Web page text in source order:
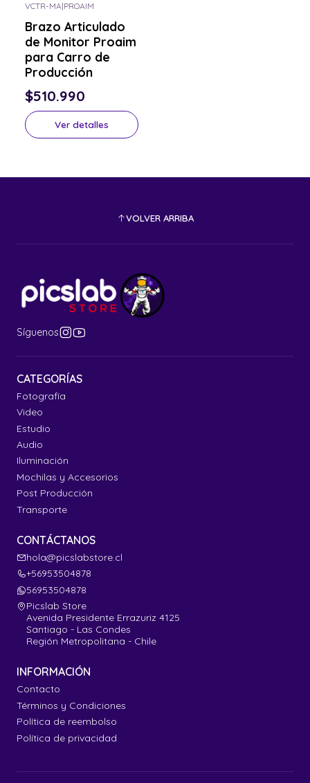
VCTR-MA|PROAIM
Brazo Articulado
de Monitor Proaim
para Carro de
Producción
$510.990
Ver detalles
VOLVER ARRIBA
Síguenos
CATEGORÍAS
Fotografía
Video
Estudio
Audio
Iluminación
Mochilas y Accesorios
Post Producción
Transporte
CONTÁCTANOS
hola@picslabstore.cl
+56953504878
56953504878
Picslab Store
Avenida Presidente Errazuriz 4125
Santiago - Las Condes
Región Metropolitana - Chile
INFORMACIÓN
Contacto
Términos y Condiciones
Política de reembolso
Política de privacidad